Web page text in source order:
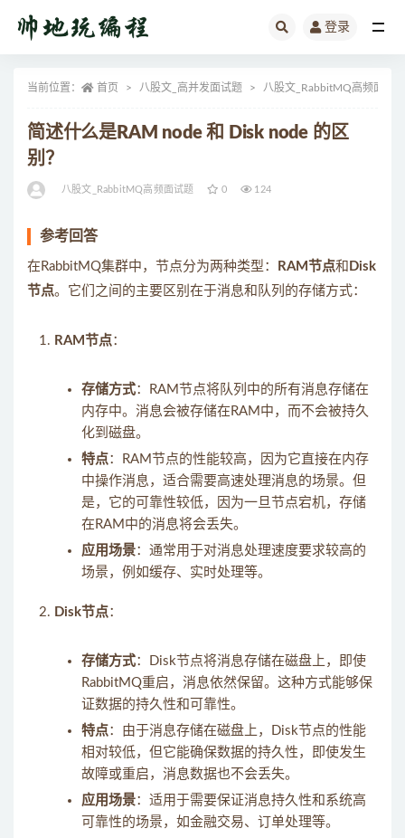
登录
当前位置： 首页 八股文_高并发面试题 八股文_RabbitMQ高频面试题
简述什么是RAM node 和 Disk node 的区
别？
八股文_RabbitMQ高频面试题 0 124
参考回答
在RabbitMQ集群中，节点分为两种类型： RAM节点和 Disk
节点。它们之间的主要区别在于消息和队列的存储方式：
RAM节点：
存储方式：RAM节点将队列中的所有消息存储在
内存中。消息会被存储在RAM中，而不会被持久
化到磁盘。
特点：RAM节点的性能较高，因为它直接在内存
中操作消息，适合需要高速处理消息的场景。但
是，它的可靠性较低，因为一旦节点宕机，存储
在RAM中的消息将会丢失。
应用场景：通常用于对消息处理速度要求较高的
场景，例如缓存、实时处理等。
Disk节点：
存储方式：Disk节点将消息存储在磁盘上，即使
RabbitMQ重启，消息依然保留。这种方式能够保
证数据的持久性和可靠性。
特点：由于消息存储在磁盘上，Disk节点的性能
相对较低，但它能确保数据的持久性，即使发生
故障或重启，消息数据也不会丢失。
应用场景：适用于需要保证消息持久性和系统高
可靠性的场景，如金融交易、订单处理等。